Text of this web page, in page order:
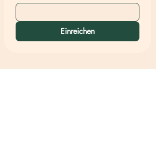
Einreichen
Unsere Happy Tales